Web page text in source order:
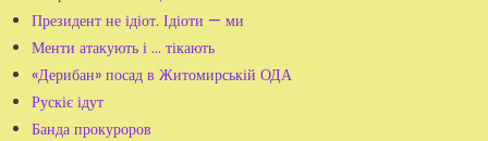
Президент не ідіот. Ідіоти — ми
Менти атакують і ... тікають
«Дерибан» посад в Житомирській ОДА
Рускіє ідут
Банда прокуроров